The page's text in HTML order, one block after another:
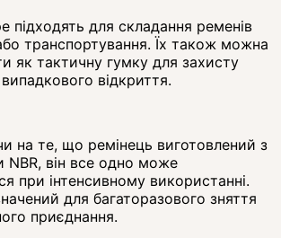
підходять для складання ременів
транспортування. Їх також можна
як тактичну гумку для захисту
відкриття.
на те, що ремінець виготовлений з
NBR, він все одно може
при інтенсивному використанні.
для багаторазового зняття
приєднання.